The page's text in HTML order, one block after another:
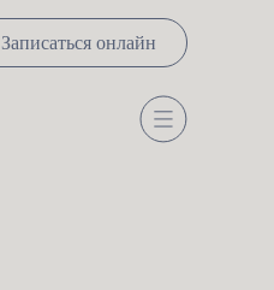
Записаться онлайн